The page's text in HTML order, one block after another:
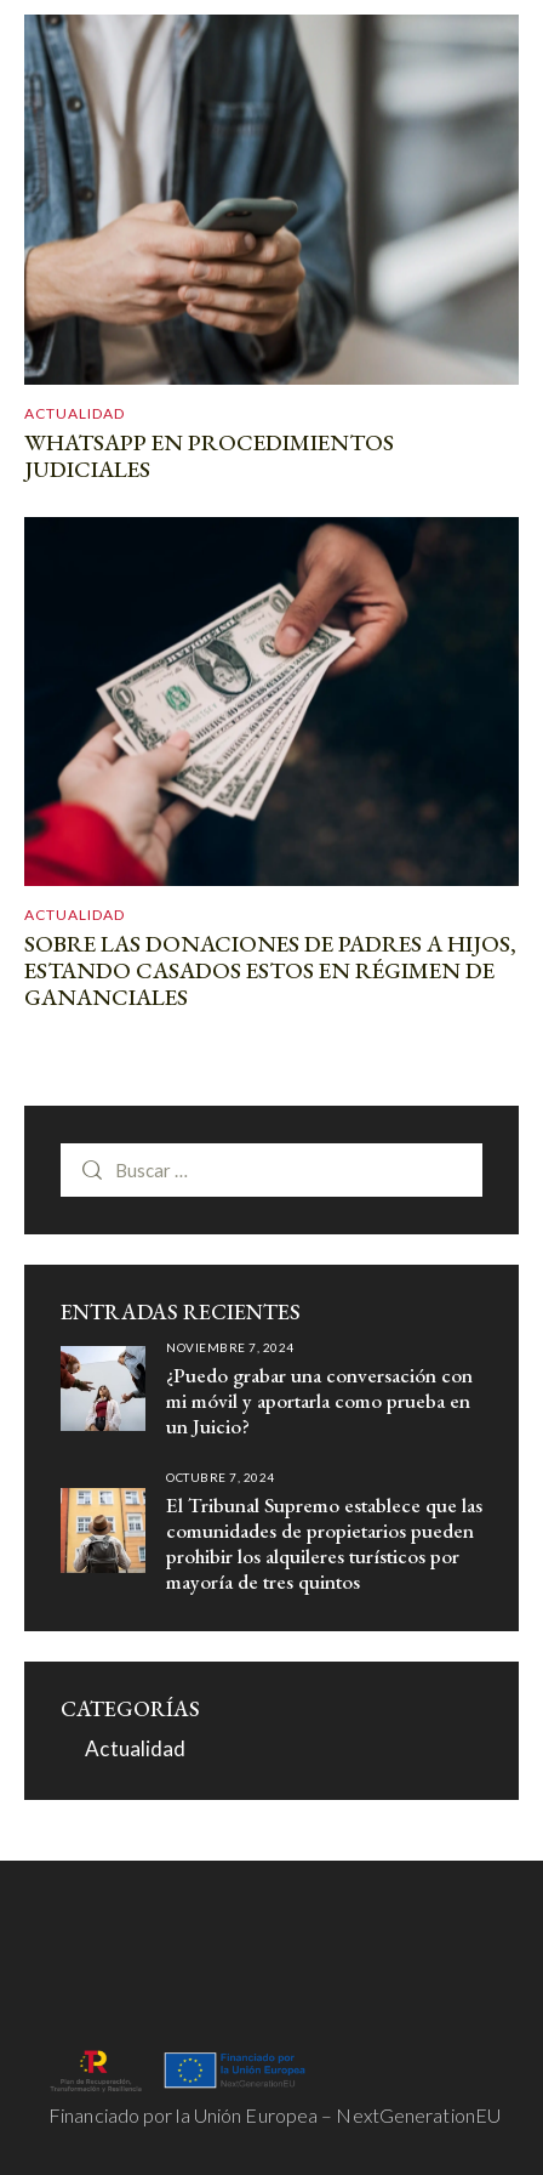
ACTUALIDAD
WHATSAPP EN PROCEDIMIENTOS
JUDICIALES
ACTUALIDAD
SOBRE LAS DONACIONES DE PADRES A HIJOS,
ESTANDO CASADOS ESTOS EN RÉGIMEN DE
GANANCIALES
ENTRADAS RECIENTES
NOVIEMBRE 7, 2024
¿Puedo grabar una conversación con
mi móvil y aportarla como prueba en
un Juicio?
OCTUBRE 7, 2024
El Tribunal Supremo establece que las
comunidades de propietarios pueden
prohibir los alquileres turísticos por
mayoría de tres quintos
CATEGORÍAS
Actualidad
Financiado por la Unión Europea – NextGenerationEU